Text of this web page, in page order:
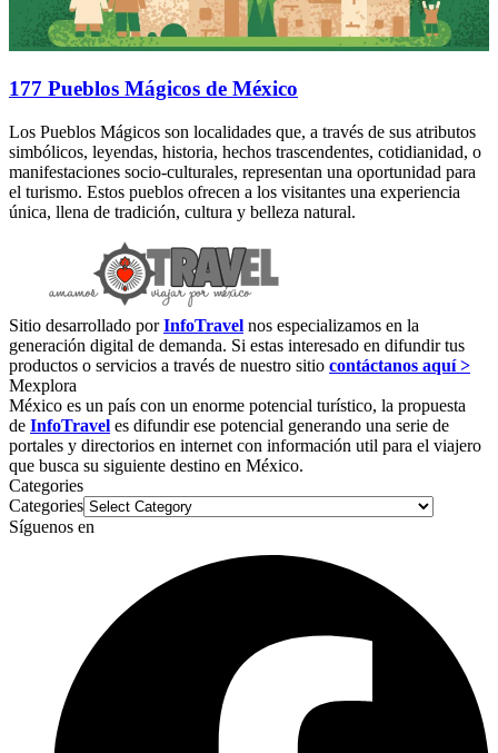
177 Pueblos Mágicos de México
Los Pueblos Mágicos son localidades que, a través de sus atributos
simbólicos, leyendas, historia, hechos trascendentes, cotidianidad, o
manifestaciones socio-culturales, representan una oportunidad para
el turismo. Estos pueblos ofrecen a los visitantes una experiencia
única, llena de tradición, cultura y belleza natural.
Sitio desarrollado porInfoTravel nos especializamos en la
generación digital de demanda. Si estas interesado en difundir tus
productos o servicios a través de nuestro sitio contáctanos aquí >
Mexplora
México es un país con un enorme potencial turístico, la propuesta
de InfoTravel es difundir ese potencial generando una serie de
portales y directorios en internet con información util para el viajero
que busca su siguiente destino en México.
Categories
Categories
Síguenos en